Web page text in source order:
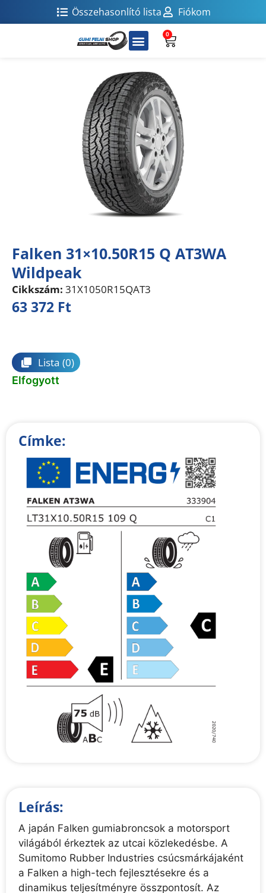
Összehasonlító lista Fiókom
0
Falken 31×10.50R15 Q AT3WA
Wildpeak
Cikkszám: 31X1050R15QAT3
63 372 Ft
Lista (0)
Elfogyott
Címke:
Leírás:
A japán Falken gumiabroncsok a motorsport
világából érkeztek az utcai közlekedésbe. A
Sumitomo Rubber Industries csúcsmárkájaként
a Falken a high-tech fejlesztésekre és a
dinamikus teljesítményre összpontosít. Az